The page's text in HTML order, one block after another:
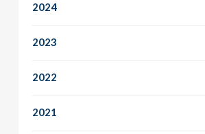
2024
2023
2022
2021